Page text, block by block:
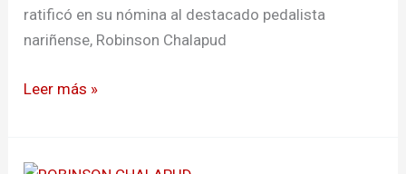
ratificó en su nómina al destacado pedalista
nariñense, Robinson Chalapud
Leer más »